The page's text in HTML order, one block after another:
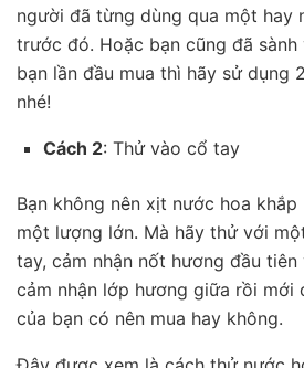
người đã từng dùng qua một hay
trước đó. Hoặc bạn cũng đã
bạn lần đầu mua thì hãy sử dụng
nhé!
Cách 2: Thử vào cổ tay
Bạn không nên xịt nước hoa
một lượng lớn. Mà hãy thử với
tay, cảm nhận nốt hương đầu tiên
cảm nhận lớp hương giữa rồi mới
của bạn có nên mua hay không.